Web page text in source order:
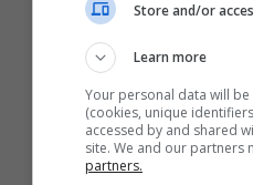
Store and/or
Learn more
Your personal data will
(cookies, unique
accessed by and shared
site. We and our partners
partners.